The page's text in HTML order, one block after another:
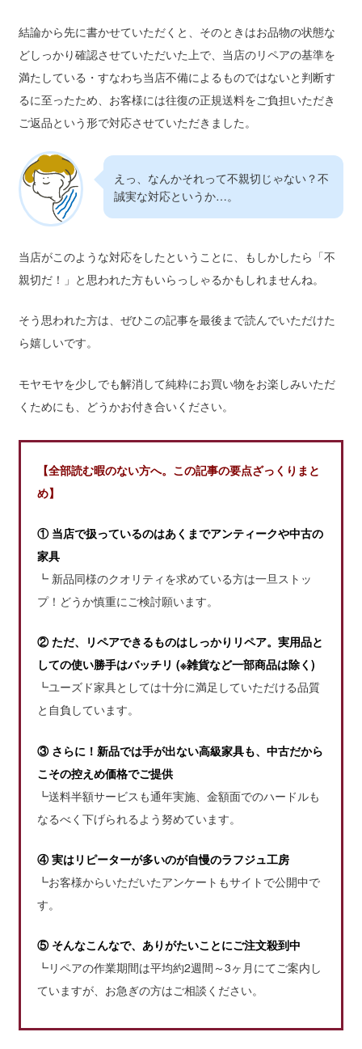
結論から先に書かせていただくと、そのときはお品物の状態な
どしっかり確認させていただいた上で、当店のリペアの基準を
満たしている・すなわち当店不備によるものではないと判断す
るに至ったため、お客様には往復の正規送料をご負担いただき
ご返品という形で対応させていただきました。
えっ、なんかそれって不親切じゃない？不
誠実な対応というか…。
当店がこのような対応をしたということに、もしかしたら「不
親切だ！」と思われた方もいらっしゃるかもしれませんね。
そう思われた方は、ぜひこの記事を最後まで読んでいただけた
ら嬉しいです。
モヤモヤを少しでも解消して純粋にお買い物をお楽しみいただ
くためにも、どうかお付き合いください。
【全部読む暇のない方へ。この記事の要点ざっくりまと
め】
① 当店で扱っているのはあくまでアンティークや中古の
家具
┗ 新品同様のクオリティを求めている方は一旦ストッ
プ！どうか慎重にご検討願います。
② ただ、リペアできるものはしっかりリペア。実用品と
しての使い勝手はバッチリ (※雑貨など一部商品は除く)
┗ユーズド家具としては十分に満足していただける品質
と自負しています。
③ さらに！新品では手が出ない高級家具も、中古だから
こその控えめ価格でご提供
┗送料半額サービスも通年実施、金額面でのハードルも
なるべく下げられるよう努めています。
④ 実はリピーターが多いのが自慢のラフジュ工房
┗お客様からいただいたアンケートもサイトで公開中で
す。
⑤ そんなこんなで、ありがたいことにご注文殺到中
┗リペアの作業期間は平均約2週間～3ヶ月にてご案内し
ていますが、お急ぎの方はご相談ください。